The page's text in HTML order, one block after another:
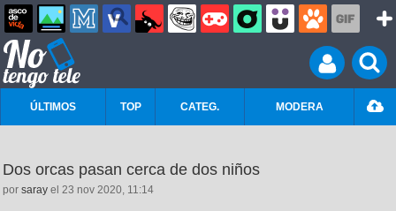
ÚLTIMOS TOP CATEG. MODERA
Dos orcas pasan cerca de dos niños
por saray el 23 nov 2020, 11:14